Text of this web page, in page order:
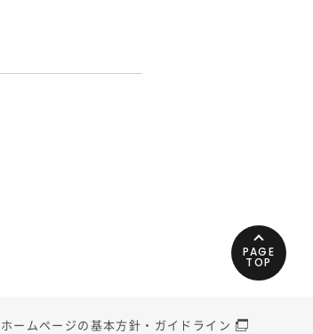
ホームページの基本方針・ガイドライン
PAGE
TOP